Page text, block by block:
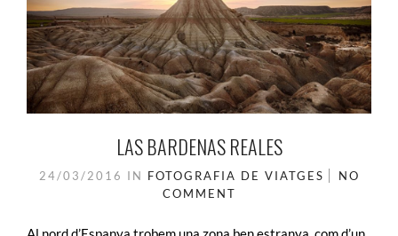
LAS BARDENAS REALES
24/03/2016 IN FOTOGRAFIA DE VIATGES
NO
COMMENT